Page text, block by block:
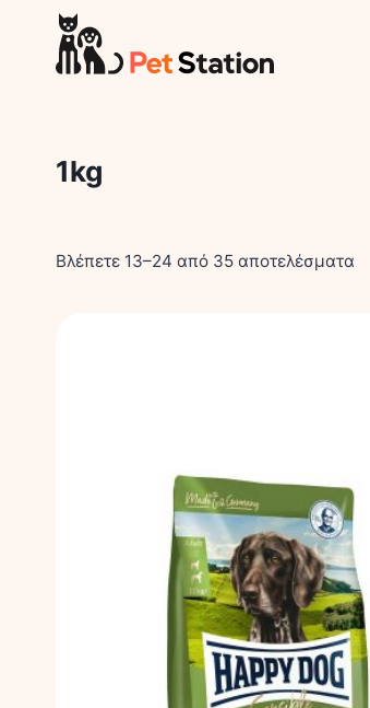
content
1kg
Βλέπετε 13–24 από 35 αποτελέσματα